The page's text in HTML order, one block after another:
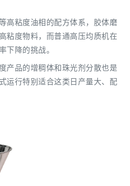
高粘度油相的配方体系，胶体磨
粘度物料，而普通高压均质机在
下降的挑战。
产品的增稠体和珠光剂分散也是
运行特别适合这类日产量大、配